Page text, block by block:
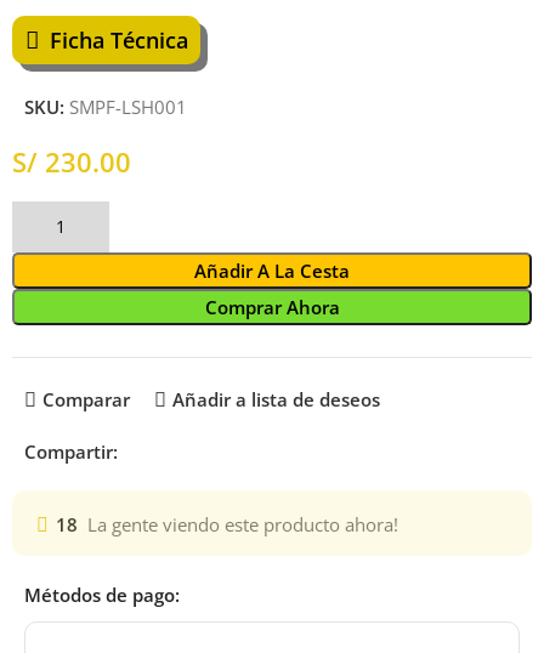
Ficha Técnica
SKU: SMPF-LSH001
S/
Añadir A La Cesta
Comprar Ahora
Comparar Añadir a lista de deseos
Compartir:
18 La gente viendo este producto ahora!
Métodos de pago: